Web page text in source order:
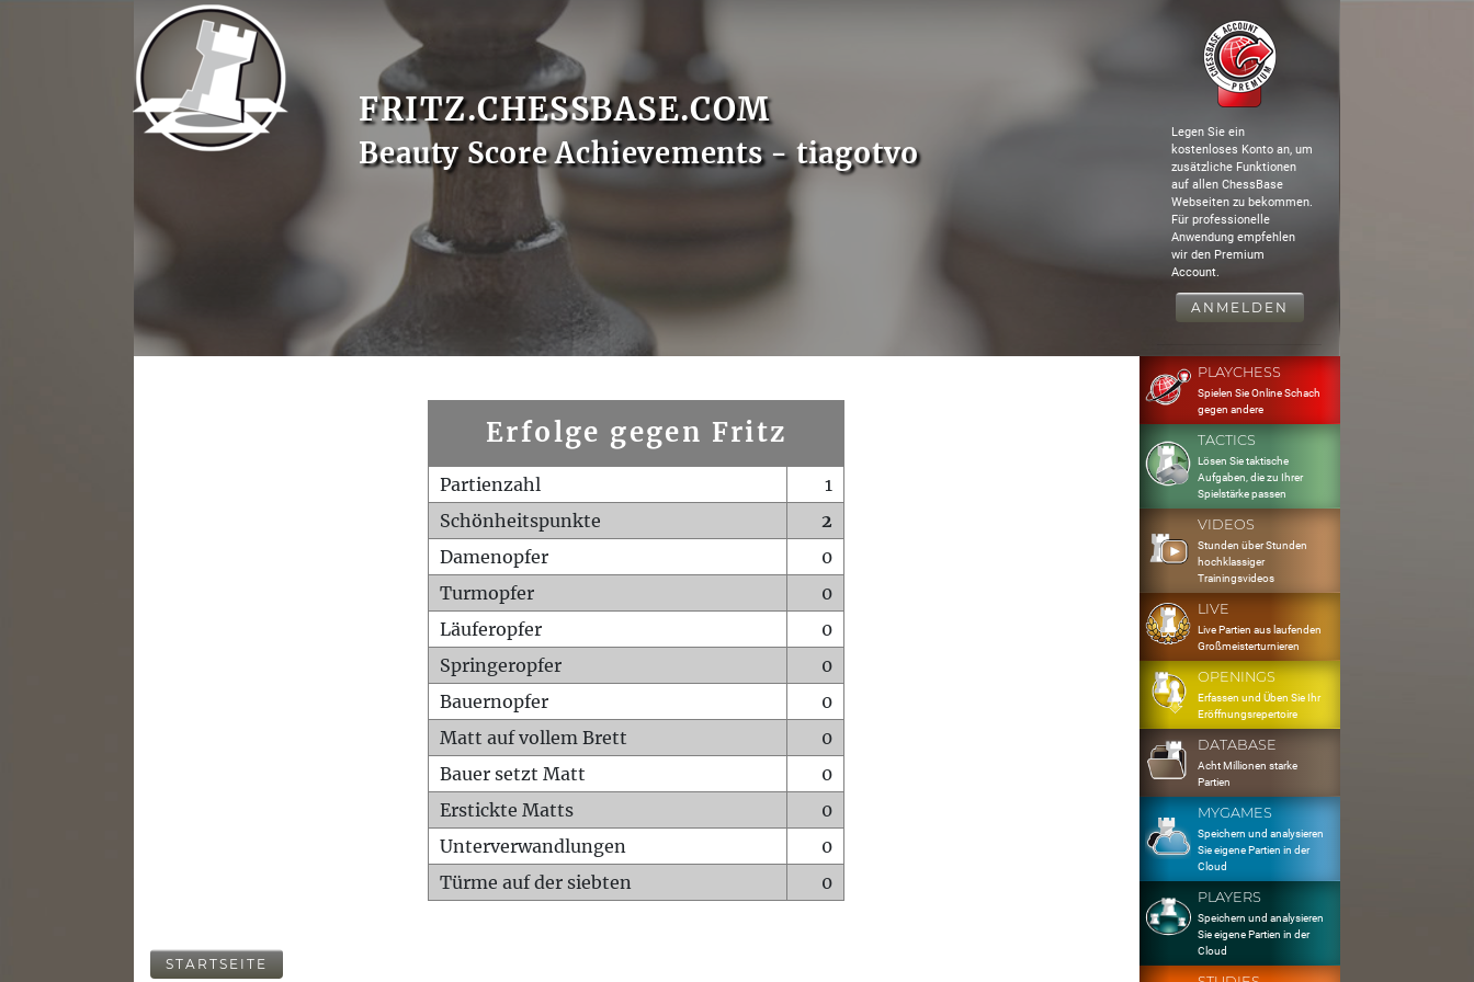
FRITZ.CHESSBASE.COM
Beauty Score Achievements - tiagotvo
Legen Sie ein
kostenloses Konto an, um
zusätzliche Funktionen
auf allen ChessBase
Webseiten zu bekommen.
Für professionelle
Anwendung empfehlen
wir den Premium
Account.
ANMELDEN
Erfolge gegen Fritz
Partienzahl
1
Schönheitspunkte
2
Damenopfer
0
Turmopfer
0
Läuferopfer
0
Springeropfer
0
Bauernopfer
0
Matt auf vollem Brett
0
Bauer setzt Matt
0
Erstickte Matts
0
Unterverwandlungen
0
Türme auf der siebten
0
STARTSEITE
PLAYCHESS
Spielen Sie Online Schach
gegen andere
TACTICS
Lösen Sie taktische
Aufgaben, die zu Ihrer
Spielstärke passen
VIDEOS
Stunden über Stunden
hochklassiger
Trainingsvideos
LIVE
Live Partien aus laufenden
Großmeisterturnieren
OPENINGS
Erfassen und Üben Sie Ihr
Eröffnungsrepertoire
DATABASE
Acht Millionen starke
Partien
MYGAMES
Speichern und analysieren
Sie eigene Partien in der
Cloud
PLAYERS
Speichern und analysieren
Sie eigene Partien in der
Cloud